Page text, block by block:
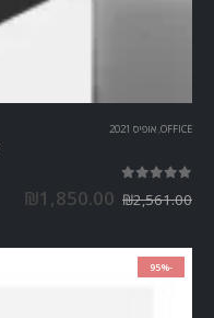
OFFICE
, אופיס 2021
₪2,561.00
₪1,850.00
-95%